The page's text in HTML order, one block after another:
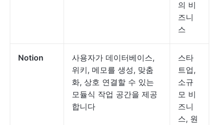
의 비
즈니
스
Notion
사용자가 데이터베이스,
위키, 메모를 생성, 맞춤
화, 상호 연결할 수 있는
모듈식 작업 공간을 제공
합니다
스타
트업,
소규
모 비
즈니
스, 원